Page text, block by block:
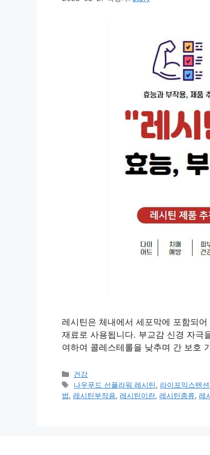
레시틴은 체내에서 세포막에 포함되
재료로 사용됩니다. 부교감 신경 자극
여하여 콜레스테롤을 낮추며 간 보호
카
테
고
건강
태
그
나우푸드 선플라워 레시틴, 라이프익스텐
법, 레시틴부작용, 레시틴이란, 레시틴종류, 레